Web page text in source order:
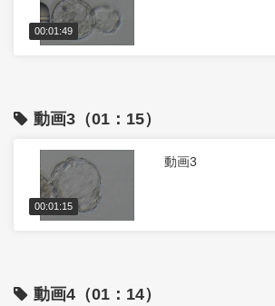
00:01:49
動画3（01：15）
動画3
00:01:15
動画4（01：14）